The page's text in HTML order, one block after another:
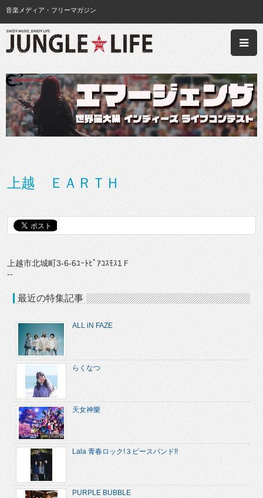
音楽メディア・フリーマガジン
上越 ＥＡＲＴＨ
上越市北城町3-6-6ﾕｰﾄﾋﾟｱｺｽﾓｽ1Ｆ
--
最近の特集記事
ALL iN FAZE
らくなつ
天女神樂
Lala 青春ロック!３ピースバンド!!
PURPLE BUBBLE